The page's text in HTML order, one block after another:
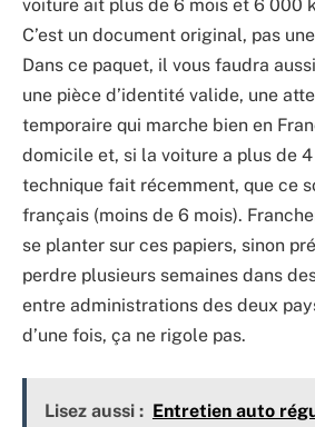
voiture ait plus de 6 mois et 6 000
C’est un document original, pas
Dans ce paquet, il vous faudra
une pièce d’identité valide, une
temporaire qui marche bien en
domicile et, si la voiture a plus de
technique fait récemment, que ce
français (moins de 6 mois).
se planter sur ces papiers, sinon
perdre plusieurs semaines dans
entre administrations des deux
d’une fois, ça ne rigole pas.
Lisez aussi : Entretien auto